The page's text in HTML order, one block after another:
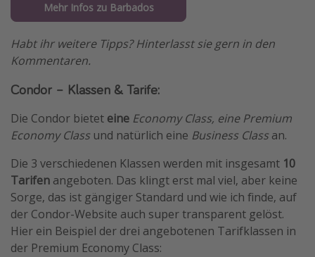
Mehr Infos zu Barbados
Habt ihr weitere Tipps? Hinterlasst sie gern in den
Kommentaren.
Condor – Klassen & Tarife:
Die Condor bietet eine Economy Class, eine Premium
Economy Class und natürlich eine Business Class an.
Die 3 verschiedenen Klassen werden mit insgesamt 10
Tarifen angeboten. Das klingt erst mal viel, aber keine
Sorge, das ist gängiger Standard und wie ich finde, auf
der Condor-Website auch super transparent gelöst.
Hier ein Beispiel der drei angebotenen Tarifklassen in
der Premium Economy Class: